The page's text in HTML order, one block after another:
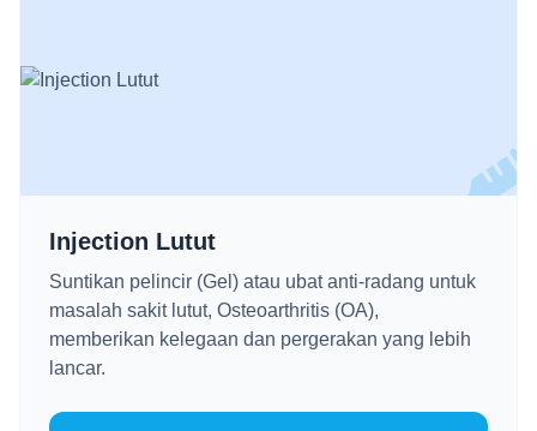
Injection Lutut
Suntikan pelincir (Gel) atau ubat anti-radang untuk
masalah sakit lutut, Osteoarthritis (OA),
memberikan kelegaan dan pergerakan yang lebih
lancar.